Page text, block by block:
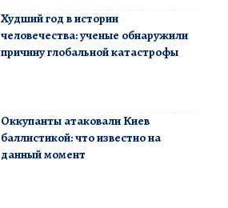
Худший год в истории
человечества: ученые обнаружили
причину глобальной катастрофы
Оккупанты атаковали Киев
баллистикой: что известно на
данный момент